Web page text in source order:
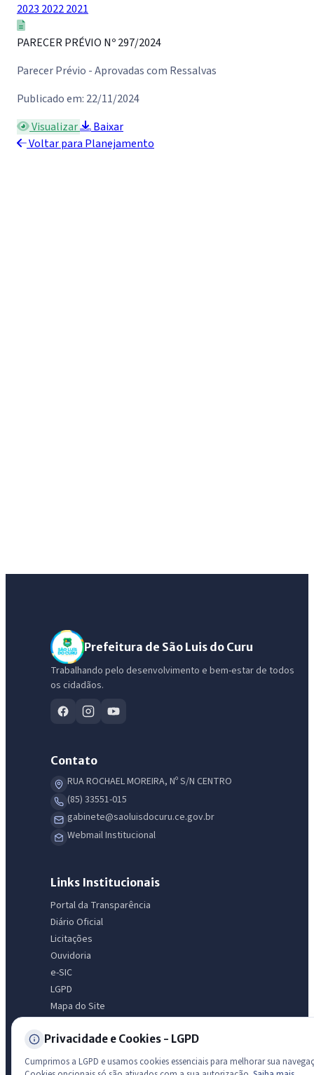
2023 20222021
PARECER PRÉVIO Nº 297/2024
Parecer Prévio - Aprovadas com Ressalvas
Publicado em: 22/11/2024
Visualizar
Baixar
Voltar para Planejamento
Prefeitura de São Luis do Curu
Trabalhando pelo desenvolvimento e bem-estar de todos
os cidadãos.
Contato
RUA ROCHAEL MOREIRA, Nº S/N CENTRO
(85) 33551-015
gabinete@saoluisdocuru.ce.gov.br
Webmail Institucional
Links Institucionais
Portal da Transparência
Diário Oficial
Licitações
Ouvidoria
e-SIC
LGPD
Mapa do Site
Transparência
Privacidade e Cookies - LGPD
Cumprimos a LGPD e usamos cookies essenciais para melhorar sua
Olá. Pergunte sobre serviços, notícias, legislação, Diário Oficial,
licitações, estrutura ou transparência do município.
Licitações abertas Carta de serviços